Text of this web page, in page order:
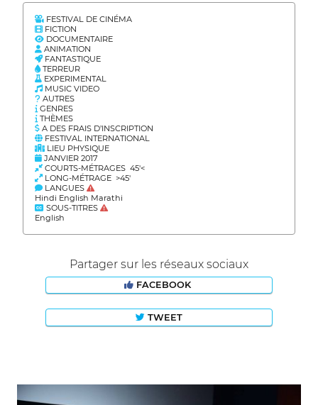
FESTIVAL DE CINÉMA
FICTION
DOCUMENTAIRE
ANIMATION
FANTASTIQUE
TERREUR
EXPERIMENTAL
MUSIC VIDEO
AUTRES
GENRES
THÈMES
A DES FRAIS D’INSCRIPTION
FESTIVAL INTERNATIONAL
LIEU PHYSIQUE
JANVIER 2017
COURTS-MÉTRAGES 45'<
LONG-MÉTRAGE >45'
LANGUES
Hindi English Marathi
SOUS-TITRES
English
Partager sur les réseaux sociaux
FACEBOOK
TWEET